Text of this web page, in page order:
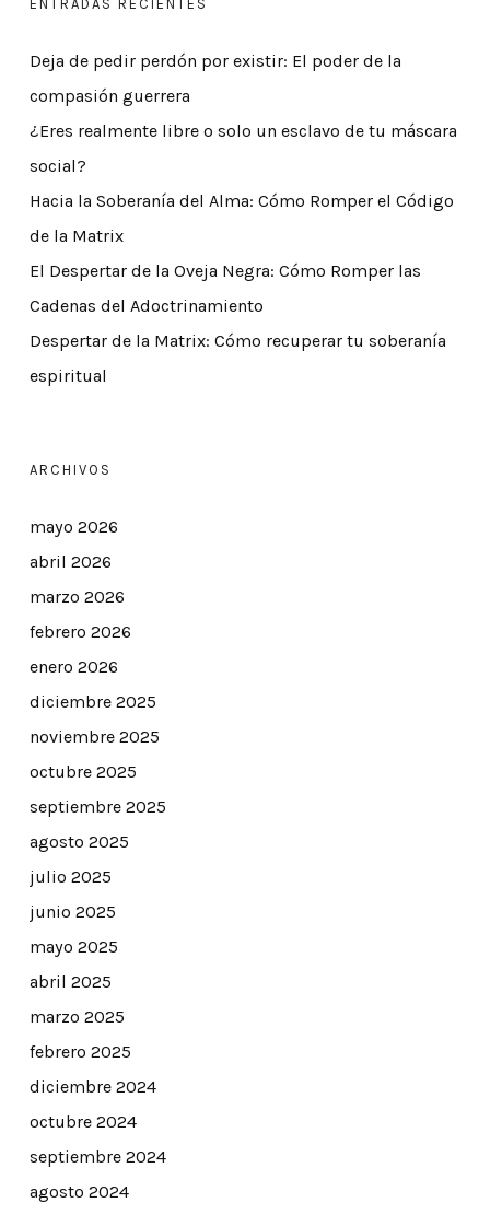
ENTRADAS RECIENTES
Deja de pedir perdón por existir: El poder de la
compasión guerrera
¿Eres realmente libre o solo un esclavo de tu máscara
social?
Hacia la Soberanía del Alma: Cómo Romper el Código
de la Matrix
El Despertar de la Oveja Negra: Cómo Romper las
Cadenas del Adoctrinamiento
Despertar de la Matrix: Cómo recuperar tu soberanía
espiritual
ARCHIVOS
mayo 2026
abril 2026
marzo 2026
febrero 2026
enero 2026
diciembre 2025
noviembre 2025
octubre 2025
septiembre 2025
agosto 2025
julio 2025
junio 2025
mayo 2025
abril 2025
marzo 2025
febrero 2025
diciembre 2024
octubre 2024
septiembre 2024
agosto 2024